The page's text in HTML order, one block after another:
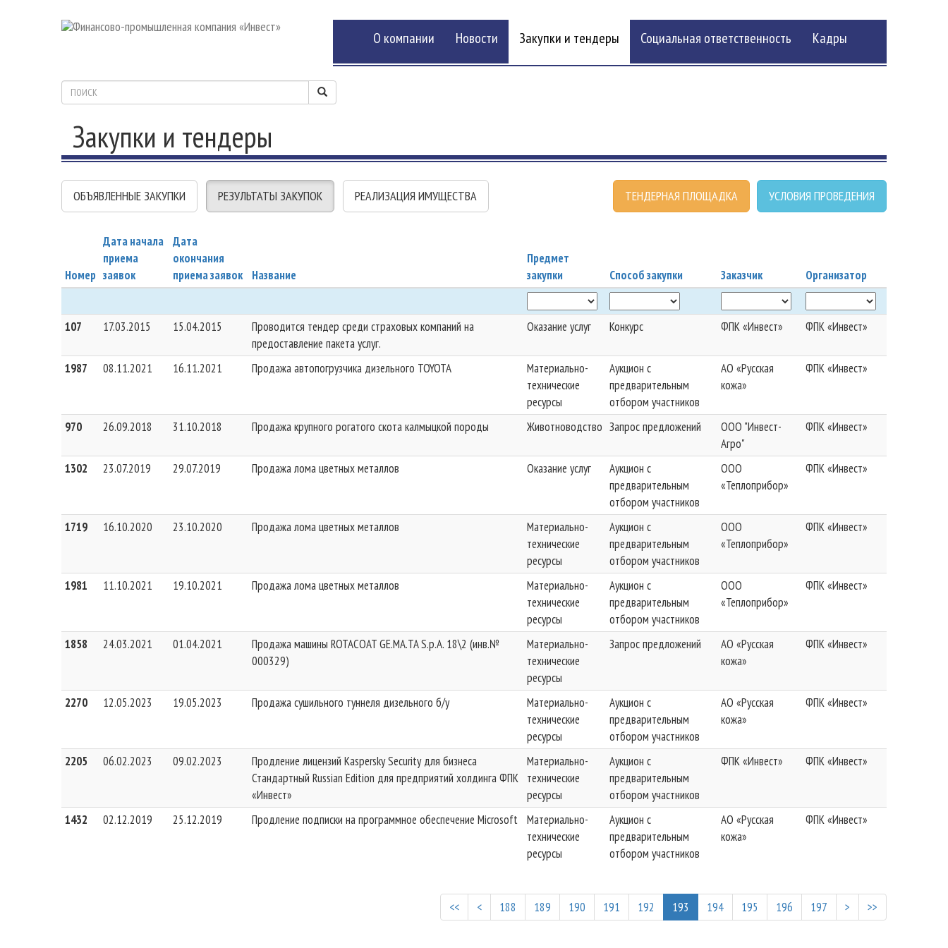
О компании Новости Закупки и тендеры Социальная ответственность Кадры
Закупки и тендеры
ОБЪЯВЛЕННЫЕ ЗАКУПКИ РЕЗУЛЬТАТЫ ЗАКУПОК РЕАЛИЗАЦИЯ ИМУЩЕСТВА УСЛОВИЯ ПРОВЕДЕНИЯ
ТЕНДЕРНАЯ ПЛОЩАДКА
Номер
Дата начала
приема
заявок
Дата
окончания
приема заявок
Название
Предмет
закупки
Способ закупки Заказчик Организатор
107 17.03.2015 15.04.2015
Проводится тендер среди страховых компаний на
предоставление пакета услуг.
Оказание услуг Конкурс ФПК «Инвест» ФПК «Инвест»
1987 08.11.2021 16.11.2021 Продажа автопогрузчика дизельного TOYOTA
Материально-
технические
ресурсы
Аукцион с
предварительным
отбором участников
АО «Русская
кожа»
ФПК «Инвест»
970 26.09.2018 31.10.2018 Продажа крупного рогатого скота калмыцкой породы Животноводство Запрос предложений
ООО "Инвест-
Агро"
ФПК «Инвест»
1302 23.07.2019 29.07.2019 Продажа лома цветных металлов Оказание услуг
Аукцион с
предварительным
отбором участников
ООО
«Теплоприбор»
ФПК «Инвест»
1719 16.10.2020 23.10.2020 Продажа лома цветных металлов
Материально-
технические
ресурсы
Аукцион с
предварительным
отбором участников
ООО
«Теплоприбор»
ФПК «Инвест»
1981 11.10.2021 19.10.2021 Продажа лома цветных металлов
Материально-
технические
ресурсы
Аукцион с
предварительным
отбором участников
ООО
«Теплоприбор»
ФПК «Инвест»
1858 24.03.2021 01.04.2021
Продажа машины ROTACOAT GE.MA.TA S.p.A. 18\2 (инв.№
000329)
Материально-
технические
ресурсы
Запрос предложений
АО «Русская
кожа»
ФПК «Инвест»
2270 12.05.2023 19.05.2023 Продажа сушильного туннеля дизельного б/у
Материально-
технические
ресурсы
Аукцион с
предварительным
отбором участников
АО «Русская
кожа»
ФПК «Инвест»
2205 06.02.2023 09.02.2023
Продление лицензий Kaspersky Security для бизнеса
Стандартный Russian Edition для предприятий холдинга ФПК
«Инвест»
Материально-
технические
ресурсы
Аукцион с
предварительным
отбором участников
ФПК «Инвест» ФПК «Инвест»
1432 02.12.2019 25.12.2019 Продление подписки на программное обеспечение Microsoft Материально-
технические
ресурсы
Аукцион с
предварительным
отбором участников
АО «Русская
кожа»
ФПК «Инвест»
<< < 188 189 190 191 192 193 194 195 196 197 > >>